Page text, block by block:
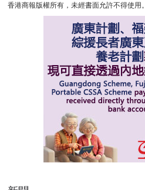
香港商報版權所有，未經書面允許不得使用。